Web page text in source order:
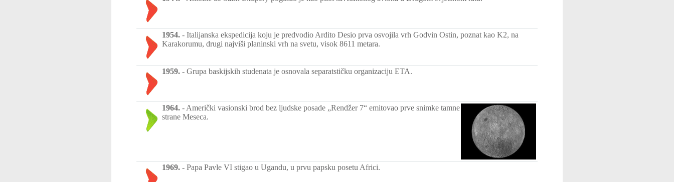
1954. - Italijanska ekspedicija koju je predvodio Ardito Desio prva osvojila vrh Godvin Ostin, poznat kao K2, na
Karakorumu, drugi najviši planinski vrh na svetu, visok 8611 metara.
1959. - Grupa baskijskih studenata je osnovala separatstičku organizaciju ETA.
1964. - Američki vasionski brod bez ljudske posade „Rendžer 7“ emitovao prve snimke tamne
strane Meseca.
1969. - Papa Pavle VI stigao u Ugandu, u prvu papsku posetu Africi.